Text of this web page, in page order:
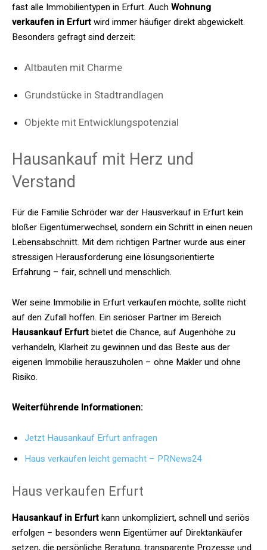
fast alle Immobilientypen in Erfurt. AuchWohnung
verkaufen in Erfurtwird immer häufiger direkt abgewickelt.
Besonders gefragt sind derzeit:
Altbauten mit Charme
Grundstücke in Stadtrandlagen
Objekte mit Entwicklungspotenzial
Hausankauf mit Herz und
Verstand
Für die Familie Schröder war der Hausverkauf in Erfurt kein
bloßer Eigentümerwechsel, sondern ein Schritt in einen neuen
Lebensabschnitt. Mit dem richtigen Partner wurde aus einer
stressigen Herausforderung eine lösungsorientierte
Erfahrung – fair, schnell und menschlich.
Wer seine Immobilie in Erfurt verkaufen möchte, sollte nicht
auf den Zufall hoffen. Ein seriöser Partner im Bereich
Hausankauf Erfurtbietet die Chance, auf Augenhöhe zu
verhandeln, Klarheit zu gewinnen und das Beste aus der
eigenen Immobilie herauszuholen – ohne Makler und ohne
Risiko.
Weiterführende Informationen:
Jetzt Hausankauf Erfurt anfragen
Haus verkaufen leicht gemacht – PRNews24
Haus verkaufen Erfurt
Hausankauf in Erfurtkann unkompliziert, schnell und seriös
erfolgen – besonders wenn Eigentümer auf Direktankäufer